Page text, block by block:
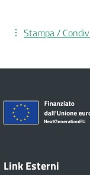
Stampa /
Link Esterni